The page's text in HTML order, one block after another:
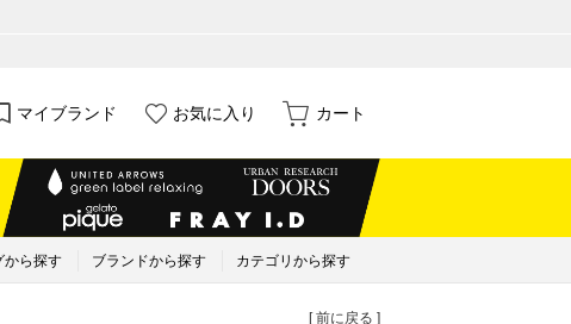
マイブランド お気に入り カート
から探す ブランドから探す カテゴリから探す
[ 前に戻る ]